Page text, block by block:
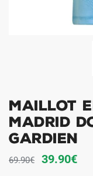
Maillot
Madrid
Gardien
69.90€
Le
39.90€Le